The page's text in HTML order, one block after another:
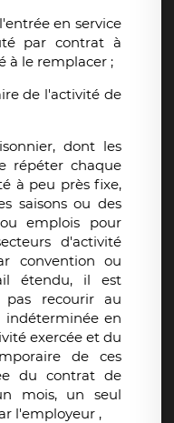
en service
par contrat à
à le remplacer ;
de l'activité de
dont les
répéter chaque
à peu près fixe,
saisons ou des
emplois pour
d'activité
convention ou
étendu, il est
recourir au
en
exercée et du
de ces
du contrat de
mois, un seul
l'employeur ,